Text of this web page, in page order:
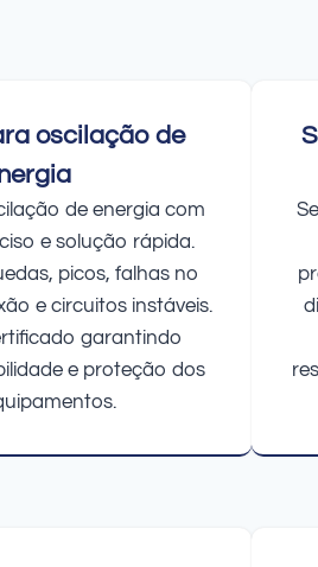
oscilação de
de energia com
e solução rápida.
picos, falhas no
e circuitos instáveis.
garantindo
e proteção dos